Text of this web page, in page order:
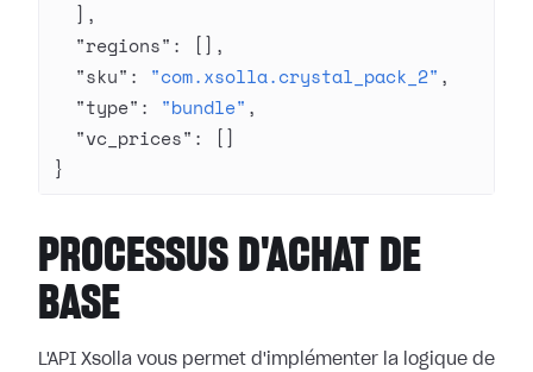
  ],
  "regions"
: [],
  "sku"
: "com.xsolla.crystal_pack_2" ,
  "type"
: "bundle" ,
  "vc_prices"
: []
}
PROCESSUS D'ACHAT DE
BASE
L'API Xsolla vous permet d'implémenter la logique de